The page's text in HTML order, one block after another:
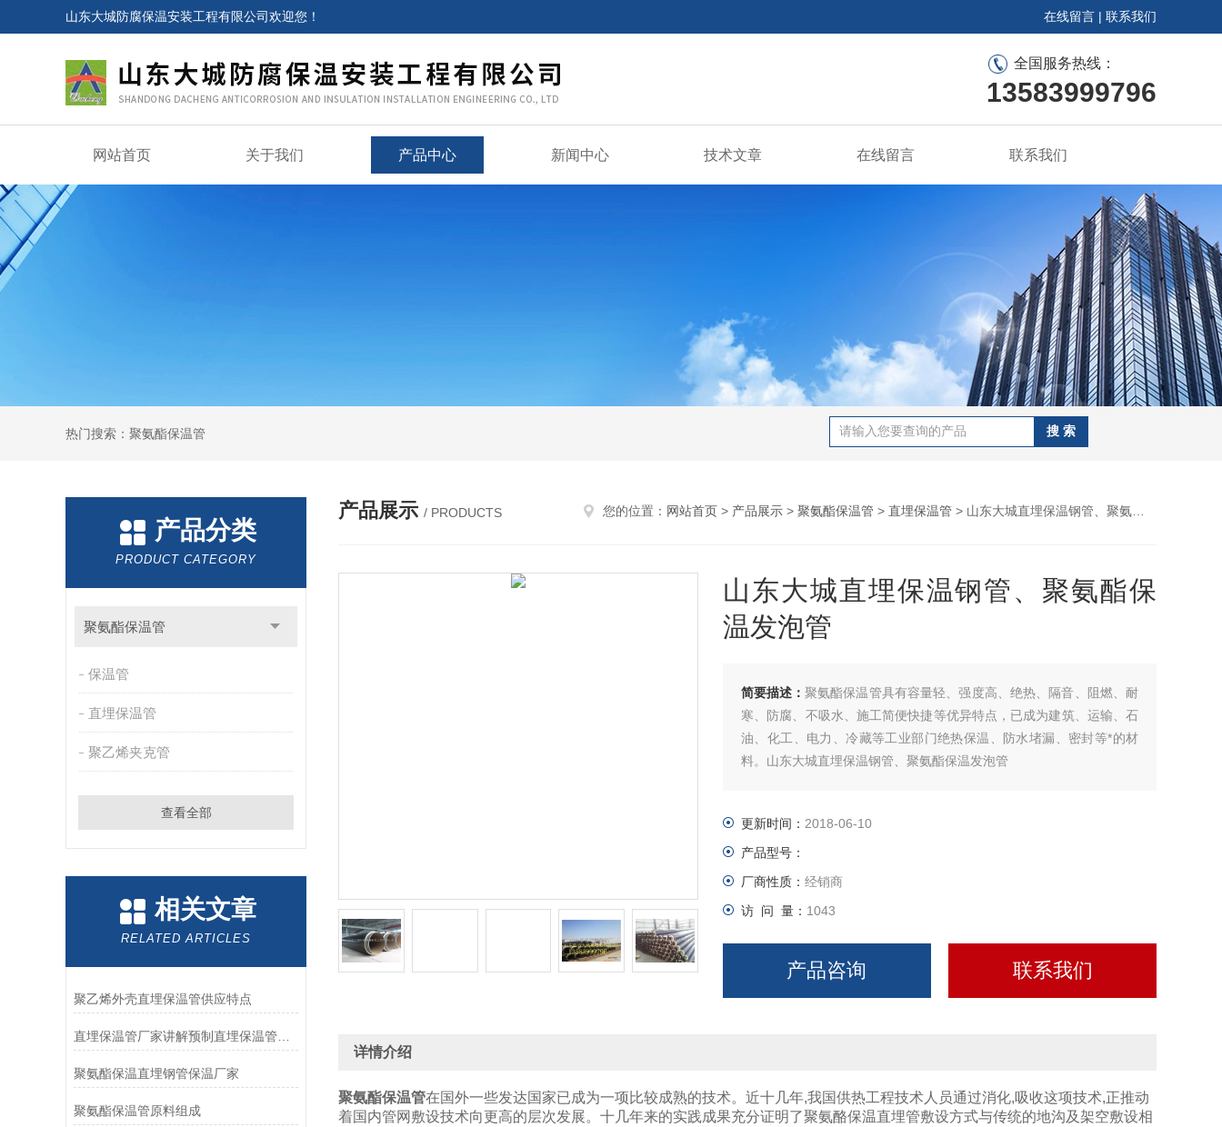
山东大城防腐保温安装工程有限公司欢迎您！ 在线留言 | 联系我们
全国服务热线：
13583999796
网站首页 关于我们 产品中心 新闻中心 技术文章 在线留言 联系我们
热门搜索：聚氨酯保温管
产品分类
PRODUCT CATEGORY
聚氨酯保温管
保温管
直埋保温管
聚乙烯夹克管
查看全部
相关文章
RELATED ARTICLES
聚乙烯外壳直埋保温管供应特点
聚氨酯保温直埋钢管保温厂家
聚氨酯保温管原料组成
产品展示 / PRODUCTS 您的位置： 网站首页 > 产品展示 > 聚氨酯保温管 > 直埋保温管 > 山东大城直埋保温钢管、聚氨酯保温发泡管
山东大城直埋保温钢管、聚氨酯保
温发泡管
简要描述： 聚氨酯保温管具有容量轻、强度高、绝热、隔音、阻燃、耐
寒、防腐、不吸水、施工简便快捷等优异特点，已成为建筑、运输、石
油、化工、电力、冷藏等工业部门绝热保温、防水堵漏、密封等*的材
料。山东大城直埋保温钢管、聚氨酯保温发泡管
更新时间： 2018-06-10
产品型号：
厂商性质： 经销商
访 问 量： 1043
产品咨询 联系我们
详情介绍
聚氨酯保温管在国外一些发达国家已成为一项比较成熟的技术。近十几年,我国供热工程技术人员通过消化,吸收这项技术,正推动
着国内管网敷设技术向更高的层次发展。十几年来的实践成果充分证明了聚氨酪保温直埋管敷设方式与传统的地沟及架空敷设相